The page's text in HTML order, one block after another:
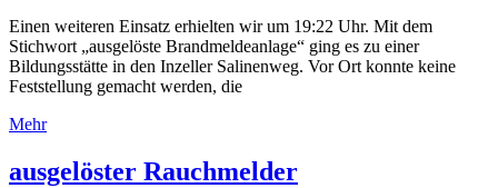
Einen weiteren Einsatz erhielten wir um 19:22 Uhr. Mit dem
Stichwort „ausgelöste Brandmeldeanlage“ ging es zu einer
Bildungsstätte in den Inzeller Salinenweg. Vor Ort konnte keine
Feststellung gemacht werden, die
Mehr
ausgelöster Rauchmelder